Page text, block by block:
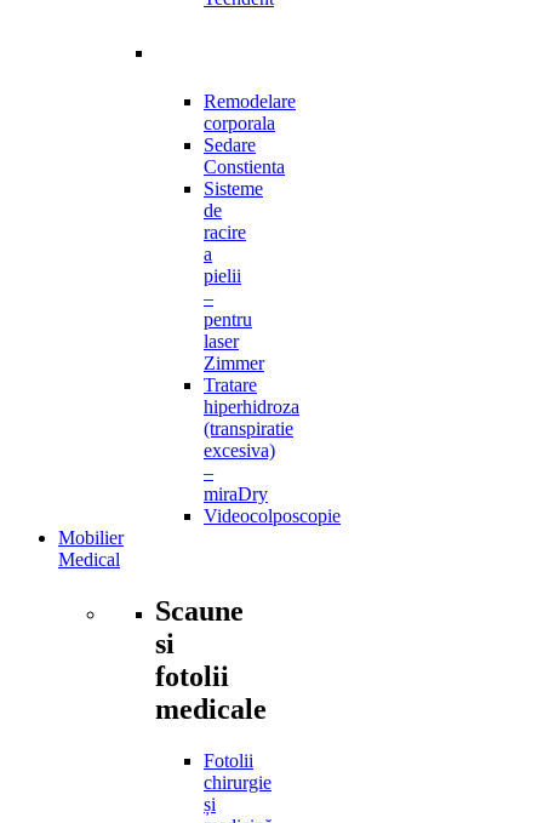
Remodelare
corporala
Sedare
Constienta
Sisteme
de
racire
a
pielii
–
pentru
laser
Zimmer
Tratare
hiperhidroza
(transpiratie
excesiva)
–
miraDry
Videocolposcopie
Mobilier
Medical
Scaune
si
fotolii
medicale
Fotolii
chirurgie
și